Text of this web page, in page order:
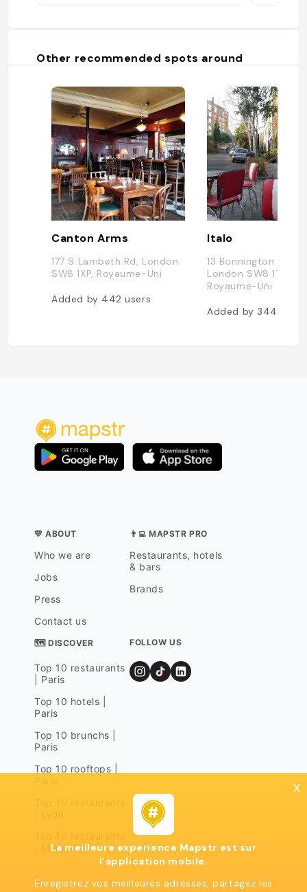
Other recommended spots around
Canton Arms
177 S Lambeth Rd, London
SW8 1XP, Royaume-Uni
Added by 442users
Italo
13 Bonnington
London SW8 1TE,
Royaume-Uni
Added by 344
💛 ABOUT
Who we are
Jobs
Press
Contact us
👨‍💻 MAPSTR PRO
Restaurants, hotels
& bars
Brands
🗺 DISCOVER
Top 10 restaurants
| Paris
Top 10 hotels |
Paris
Top 10 brunchs |
Paris
Top 10 rooftops |
| Marseille
FOLLOW US
x
La meilleure expérience Mapstr est sur
l'application mobile.
Enregistrez vos meilleures adresses, partagez les